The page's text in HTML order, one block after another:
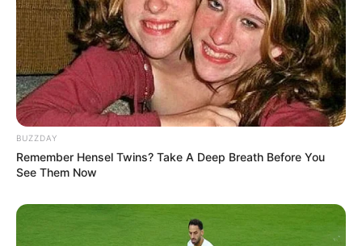
SebelumHigh and Low The Worst(2019) sempat adaHigh and
Low The Worst Episode 0yang merupakanepisode pendek
tentang Fujio dan Tsukasa sebagai siswa baru di SMA Oya.
Yoshiki Murayama, pemimpin kelompok di Oya Koukou merasa
bosan dengan kehidupan di sekolahnya yang datar tanpa
tantangan. Fujio Hanaoka adalah murid baru yang punya
semangat menyingkirkan kebosanan Murayama dengan
mengajaknya bertarung.
Di sisi lain, kondisi bertambah pelik ketika ada bentrokan antara
sekolah Oya dan Akademi Housen.
BUZZDAY
Remember Hensel Twins? Take A Deep Breath Before You
See Them Now